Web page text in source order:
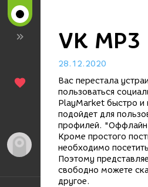
Гость
VK
28.12.2020
Вас перестала
пользоваться
PlayMarket быстро и
подойдет для
профилей. "Оффлайн"
Кроме простого
необходимо
Поэтому
свободно можете
другое.